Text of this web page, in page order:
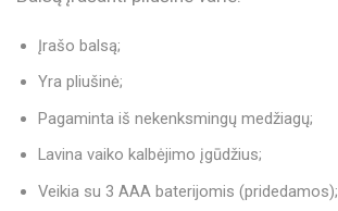
Įrašo balsą;
Yra pliušinė;
Pagaminta iš nekenksmingų medžiagų;
Lavina vaiko kalbėjimo įgūdžius;
Veikia su 3 AAA baterijomis (pridedamos);